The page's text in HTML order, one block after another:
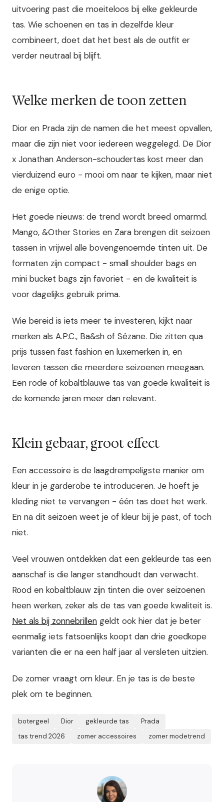
uitvoering past die moeiteloos bij elke gekleurde
tas. Wie schoenen en tas in dezelfde kleur
combineert, doet dat het best als de outfit er
verder neutraal bij blijft.
Welke merken de toon zetten
Dior en Prada zijn de namen die het meest opvallen,
maar die zijn niet voor iedereen weggelegd. De Dior
x Jonathan Anderson-schoudertas kost meer dan
vierduizend euro - mooi om naar te kijken, maar niet
de enige optie.
Het goede nieuws: de trend wordt breed omarmd.
Mango, &Other Stories en Zara brengen dit seizoen
tassen in vrijwel alle bovengenoemde tinten uit. De
formaten zijn compact - small shoulder bags en
mini bucket bags zijn favoriet - en de kwaliteit is
voor dagelijks gebruik prima.
Wie bereid is iets meer te investeren, kijkt naar
merken als A.P.C., Ba&sh of Sézane. Die zitten qua
prijs tussen fast fashion en luxemerken in, en
leveren tassen die meerdere seizoenen meegaan.
Een rode of kobaltblauwe tas van goede kwaliteit is
de komende jaren meer dan relevant.
Klein gebaar, groot effect
Een accessoire is de laagdrempeligste manier om
kleur in je garderobe te introduceren. Je hoeft je
kleding niet te vervangen - één tas doet het werk.
En na dit seizoen weet je of kleur bij je past, of toch
niet.
Veel vrouwen ontdekken dat een gekleurde tas een
aanschaf is die langer standhoudt dan verwacht.
Rood en kobaltblauw zijn tinten die over seizoenen
heen werken, zeker als de tas van goede kwaliteit is.
Net als bij zonnebrillen geldt ook hier dat je beter
eenmalig iets fatsoenlijks koopt dan drie goedkope
varianten die er na een half jaar al versleten uitzien.
De zomer vraagt om kleur. En je tas is de beste
plek om te beginnen.
botergeel Dior gekleurde tas
Prada
tas trend 2026
zomer accessoires zomer modetrend